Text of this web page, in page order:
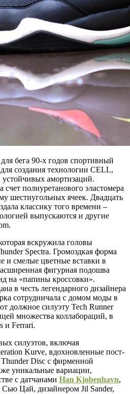
бега 90-х годов спортивный
создания технологии CELL,
амортизаций.
счет полиуретанового эластомера
шестиугольных ячеек. Двадцать
классику того времени –
выпускаются и другие
вскружила головы
Spectra. Громоздкая форма
и смелые цветные вставки в
фигурная подошва
на «папины кроссовки».
в честь легендарного дизайнера
сотрудничала с домом моды в
должное силуэту Tech Runner
множества коллабораций, в
и Ferrari.
силуэтов, включая
Kurve, вдохновленные пост-
Disc с фирменной
уникальные вариации,
с датчанами Han Kjobenhavn,
Цай, дизайнером Jil Sander,